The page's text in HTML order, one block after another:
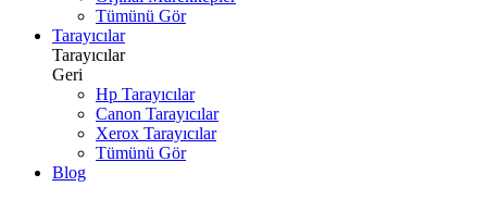
Tümünü Gör
Tarayıcılar
Tarayıcılar
Geri
Hp Tarayıcılar
Canon Tarayıcılar
Xerox Tarayıcılar
Tümünü Gör
Blog